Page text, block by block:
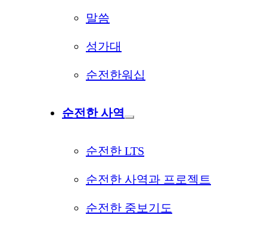
말씀
성가대
순전한워십
순전한 사역
순전한 LTS
순전한 사역과 프로젝트
순전한 중보기도